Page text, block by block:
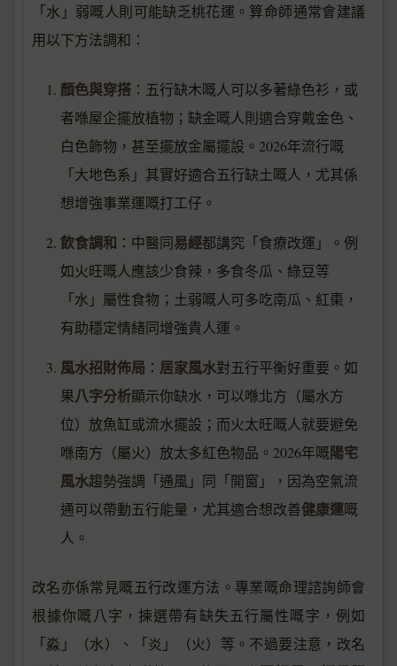
「水」弱嘅人則可能缺乏桃花運。算命師通常會建議
用以下方法調和：
顏色與穿搭 ：五行缺木嘅人可以多著綠色衫，或
者喺屋企擺放植物；缺金嘅人則適合穿戴金色、
白色飾物，甚至擺放金屬擺設。2026年流行嘅
「大地色系」其實好適合五行缺土嘅人，尤其係
想增強事業運嘅打工仔。
飲食調和 ：中醫同易經都講究「食療改運」。例
如火旺嘅人應該少食辣，多食冬瓜、綠豆等
「水」屬性食物；土弱嘅人可多吃南瓜、紅棗，
有助穩定情緒同增強貴人運。
風水招財佈局 ： 居家風水對五行平衡好重要。如
果八字分析顯示你缺水，可以喺北方（屬水方
位）放魚缸或流水擺設；而火太旺嘅人就要避免
喺南方（屬火）放太多紅色物品。2026年嘅陽宅
風水趨勢強調「通風」同「開窗」，因為空氣流
通可以帶動五行能量，尤其適合想改善健康運嘅
人。
改名亦係常見嘅五行改運方法。專業嘅命理諮詢師會
根據你嘅八字，揀選帶有缺失五行屬性嘅字，例如
「淼」（水）、「炎」（火）等。不過要注意，改名